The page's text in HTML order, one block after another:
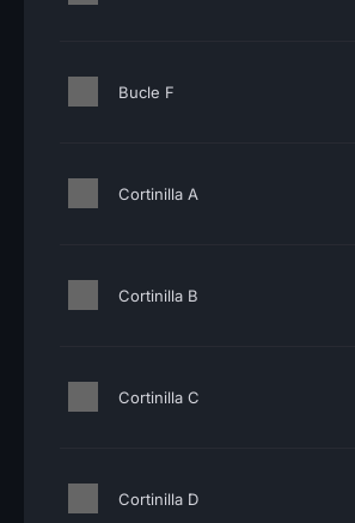
Bucle F
Cortinilla A
Cortinilla B
Cortinilla C
Cortinilla D